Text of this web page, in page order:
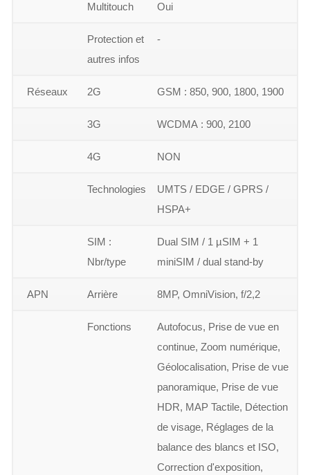
Multitouch Oui
Protection et
autres infos
-
Réseaux 2G GSM : 850, 900, 1800, 1900
3G WCDMA : 900, 2100
4G NON
Technologies
UMTS / EDGE / GPRS /
HSPA+
SIM :
Nbr/type
Dual SIM / 1 µSIM + 1
miniSIM / dual stand-by
APN Arrière 8MP, OmniVision, f/2,2
Fonctions
Autofocus, Prise de vue en
continue, Zoom numérique,
Géolocalisation, Prise de vue
panoramique, Prise de vue
HDR, MAP Tactile, Détection
de visage, Réglages de la
balance des blancs et ISO,
Correction d'exposition,